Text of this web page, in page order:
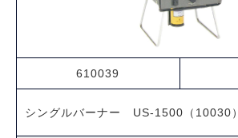
610039
シングルバーナー US-1500（10030）